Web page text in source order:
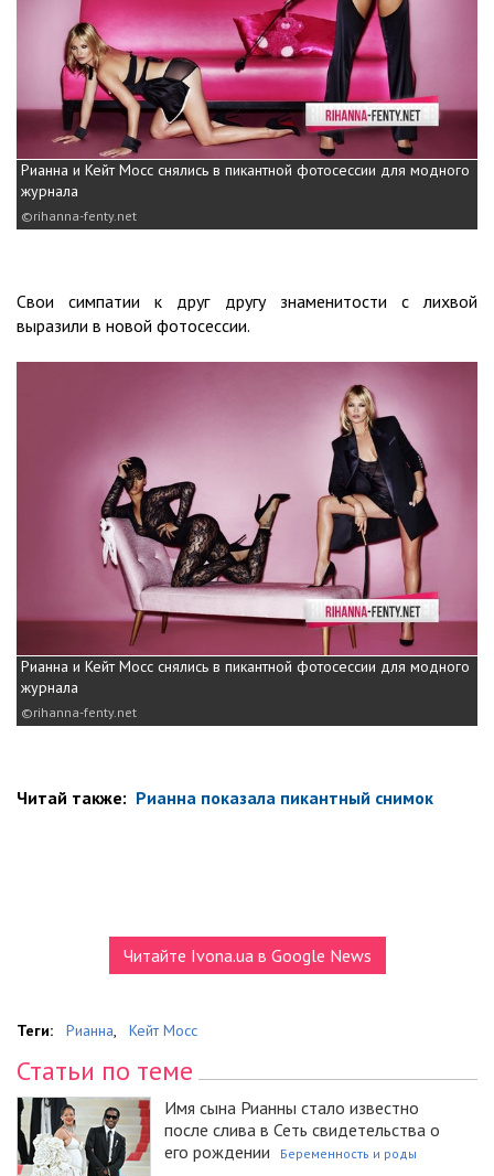
Рианна и Кейт Мосс снялись в пикантной фотосессии для модного
журнала
rihanna-fenty.net
Свои симпатии к друг другу знаменитости с лихвой
выразили в новой фотосессии.
Рианна и Кейт Мосс снялись в пикантной фотосессии для модного
журнала
rihanna-fenty.net
Читай также: Рианна показала пикантный снимок
Читайте Ivona.ua в Google News
Теги: Рианна, Кейт Мосс
Статьи по теме
Имя сына Рианны стало известно
после слива в Сеть свидетельства о
его рождении
Беременность и роды